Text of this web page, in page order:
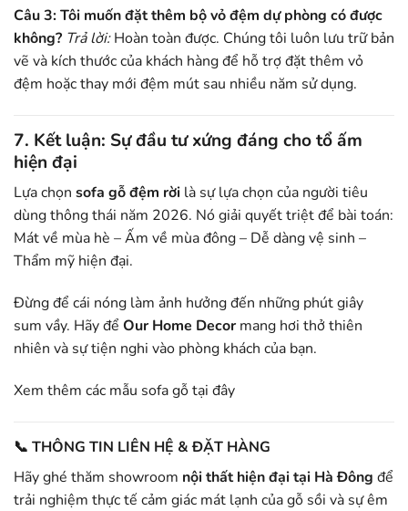
Câu 3: Tôi muốn đặt thêm bộ vỏ đệm dự phòng có được
không? Trả lời:Hoàn toàn được. Chúng tôi luôn lưu trữ bản
vẽ và kích thước của khách hàng để hỗ trợ đặt thêm vỏ
đệm hoặc thay mới đệm mút sau nhiều năm sử dụng.
7. Kết luận: Sự đầu tư xứng đáng cho tổ ấm
hiện đại
Lựa chọn sofa gỗ đệm rời là sự lựa chọn của người tiêu
dùng thông thái năm 2026. Nó giải quyết triệt để bài toán:
Mát về mùa hè – Ấm về mùa đông – Dễ dàng vệ sinh –
Thẩm mỹ hiện đại.
Đừng để cái nóng làm ảnh hưởng đến những phút giây
sum vầy. Hãy để Our Home Decor mang hơi thở thiên
nhiên và sự tiện nghi vào phòng khách của bạn.
Xem thêm các mẫu sofa gỗtại đây
📞 THÔNG TIN LIÊN HỆ & ĐẶT HÀNG
Hãy ghé thăm showroom nội thất hiện đại tại Hà Đông để
trải nghiệm thực tế cảm giác mát lạnh của gỗ sồi và sự êm